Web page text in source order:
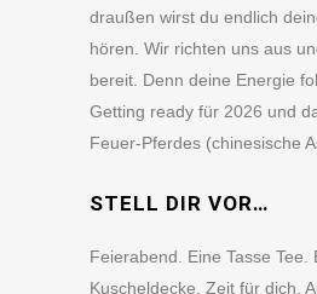
draußen wirst du endlich
hören. Wir richten uns aus
bereit. Denn deine Energie
Getting ready für 2026 und
Feuer-Pferdes (chinesische
STELL DIR VOR…
Feierabend. Eine Tasse Tee.
Kuscheldecke. Zeit für dich.